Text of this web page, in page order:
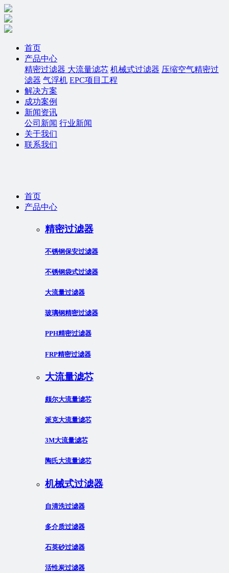
首页
产品中心
精密过滤器 大流量滤芯 机械式过滤器 压缩空气精密过
滤器 气浮机 EPC项目工程
解决方案
成功案例
新闻资讯
公司新闻 行业新闻
关于我们
联系我们
首页
产品中心
精密过滤器
不锈钢保安过滤器
不锈钢袋式过滤器
大流量过滤器
玻璃钢精密过滤器
PPH精密过滤器
FRP精密过滤器
大流量滤芯
颇尔大流量滤芯
派克大流量滤芯
3M大流量滤芯
陶氏大流量滤芯
机械式过滤器
自清洗过滤器
多介质过滤器
石英砂过滤器
活性炭过滤器